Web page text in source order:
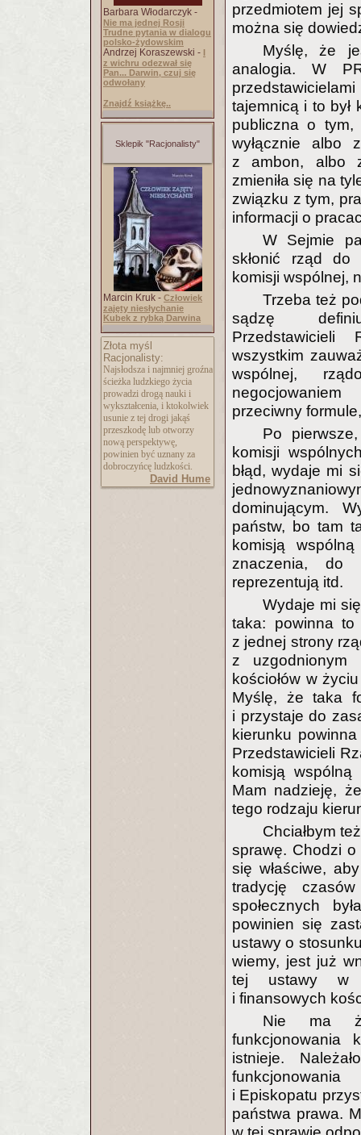
Barbara Włodarczyk -
Nie ma jednej Rosji
Trudne pytania w dialogu
polsko-żydowskim
Andrzej Koraszewski - I
z wichru odezwał się
Pan... Darwin, czuj się
odwołany
Znajdź książkę..
Sklepik "Racjonalisty"
Marcin Kruk - Człowiek
zajęty niesłychanie
Kubek z rybką Darwina
Złota myśl
Racjonalisty:
Najsłodsza i najmniej groźna
ścieżka ludzkiego życia
prowadzi drogą nauki i
wykształcenia, i ktokolwiek
usunie z tej drogi jakąś
przeszkodę lub otworzy
nową perspektywę,
powinien być uznany za
dobroczyńcę ludzkości.
David Hume
przedmiotem jej
można się
Myślę, że
analogia. W
tajemnicą i to był
publiczna o
wyłącznie albo
z ambon, albo
zmieniła się na
związku z tym,
informacji o
W Sejmie
skłonić rząd do
komisji wspólnej,
Trzeba też
sądzę
Przedstawicieli
wszystkim
wspólnej,
przeciwny
Po
komisji
błąd, wydaje mi
dominującym.
państw, bo tam
komisją
znaczenia, do
reprezentują itd.
Wydaje mi
taka: powinna to
z jednej strony
z uzgodnionym
kościołów w
Myślę, że taka
i przystaje do
kierunku
Przedstawicieli
komisją wspólną
Mam nadzieję,
tego rodzaju
Chciałbym
sprawę. Chodzi
się właściwe,
tradycję
społecznych
powinien się
ustawy o
wiemy, jest już
tej ustawy w
i finansowych
Nie ma
funkcjonowania
istnieje.
i Episkopatu
państwa prawa.